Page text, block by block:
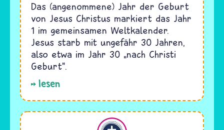
Das (angenommene) Jahr der Geburt
von Jesus Christus markiert das Jahr
1 im gemeinsamen Weltkalender.
Jesus starb mit ungefähr 30 Jahren,
also etwa im Jahr 30 „nach Christi
Geburt".
lesen
Christentum